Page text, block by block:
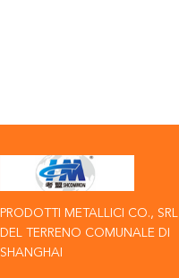
PRODOTTI METALLICI CO., SRL
DEL TERRENO COMUNALE DI
SHANGHAI